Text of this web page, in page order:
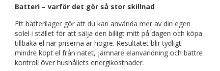
Batteri – varför det gör så stor skillnad
Ett batterilager gör att du kan använda mer av din egen
solel i stället för att sälja den billigt mitt på dagen och köpa
tillbaka el när priserna är högre. Resultatet blir tydligt:
mindre köpt el från nätet, jämnare elanvändning och bättre
kontroll över hushållets energikostnader.